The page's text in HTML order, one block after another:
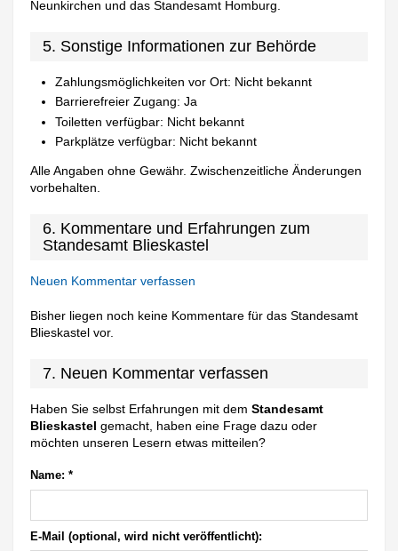
Neunkirchen und das Standesamt Homburg.
5. Sonstige Informationen zur Behörde
Zahlungsmöglichkeiten vor Ort: Nicht bekannt
Barrierefreier Zugang: Ja
Toiletten verfügbar: Nicht bekannt
Parkplätze verfügbar: Nicht bekannt
Alle Angaben ohne Gewähr. Zwischenzeitliche Änderungen
vorbehalten.
6. Kommentare und Erfahrungen zum
Standesamt Blieskastel
Neuen Kommentar verfassen
Bisher liegen noch keine Kommentare für das Standesamt
Blieskastel vor.
7. Neuen Kommentar verfassen
Haben Sie selbst Erfahrungen mit demStandesamt
Blieskastel gemacht, haben eine Frage dazu oder
möchten unseren Lesern etwas mitteilen?
Name: *
E-Mail (optional, wird nicht veröffentlicht):